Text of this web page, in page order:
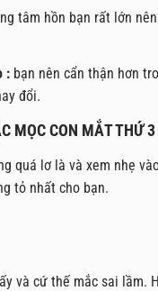
tâm hồn bạn rất lớn
: bạn nên cẩn thận hơn
đổi.
MỌC CON MẮT THỨ 3
quá lơ là và xem nhẹ
tỏ nhất cho bạn.
và cứ thế mắc sai lầm.